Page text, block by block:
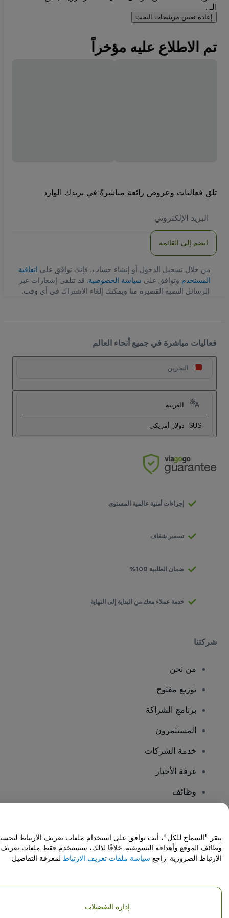
الـ .
إعادة تعيين مرشحات البحث
تم الاطلاع عليه مؤخراً
تلق فعاليات وعروض رائعة مباشرةً في بريدك الوارد
الاكتروني
انضم إلى القائمة
من خلال تسجيل الدخول أو إنشاء حساب، فإنك توافق على اتفاقية
المستخدم وتوافق على سياسة الخصوصية. قد تتلقى إشعارات عبر
الرسائل النصية القصيرة منا ويمكنك إلغاء الاشتراك في أي وقت.
فعاليات مباشرة في جميع أنحاء العالم
البحرين
العربية
US$ دولار أمريكي
إجراءات أمنية عالمية المستوى
تسعير شفاف
ضمان الطلبية 100%
خدمة عملاء معك من البداية إلى النهاية
شركتنا
من نحن
توزيع مفتوح
برنامج الشراكة
المستثمرون
خدمة الشركات
غرفة الأخبار
وظائف
مركز المساعدة / اتصل بنا
حقوق النشر © شركة فياجوجو المحدودة 2026
تفاصيل الشركة
بنقر "السماح للكل"، أنت توافق على استخدام ملفات تعريف الارتباط
وظائف الموقع وأهدافه التسويقية. خلافًا لذلك، سنستخدم فقط ملفات تعريف
الارتباط الضرورية. راجع سياسة ملفات تعريف الارتباط لمعرفة التفاصيل.
إدارة التفضيلات